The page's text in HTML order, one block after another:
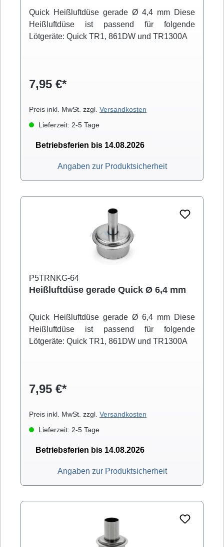
Quick Heißluftdüse gerade Ø 4,4 mm Diese
Heißluftdüse ist passend für folgende
Lötgeräte: Quick TR1, 861DW und TR1300A
7,95 €*
Preis inkl. MwSt. zzgl. Versandkosten
Lieferzeit: 2-5 Tage
Betriebsferien bis 14.08.2026
Angaben zur Produktsicherheit
P5TRNKG-64
Heißluftdüse gerade Quick Ø 6,4 mm
Quick Heißluftdüse gerade Ø 6,4 mm Diese
Heißluftdüse ist passend für folgende
Lötgeräte: Quick TR1, 861DW und TR1300A
7,95 €*
Preis inkl. MwSt. zzgl. Versandkosten
Lieferzeit: 2-5 Tage
Betriebsferien bis 14.08.2026
Angaben zur Produktsicherheit